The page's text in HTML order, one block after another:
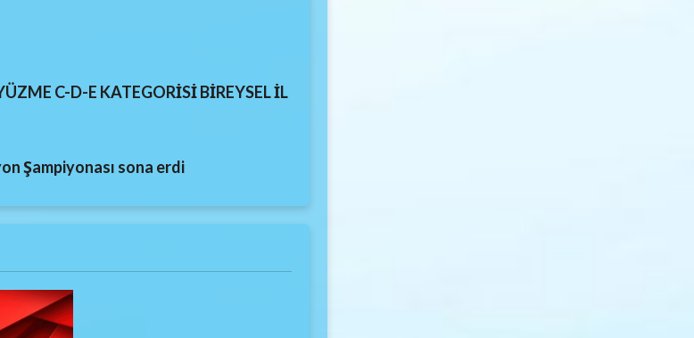
C-D-E KATEGORİSİ BİREYSEL İL
Şampiyonası sona erdi